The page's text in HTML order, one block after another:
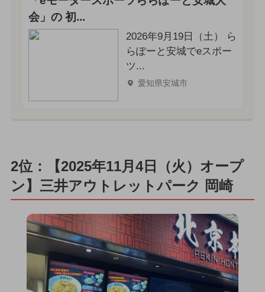
会」の 初...
2026年9月19日（土） ら
らぽーと安城でeスポー
ツ...
愛知県安城市
2位：【2025年11月4日（火）オープ
ン】三井アウトレットパーク 岡崎